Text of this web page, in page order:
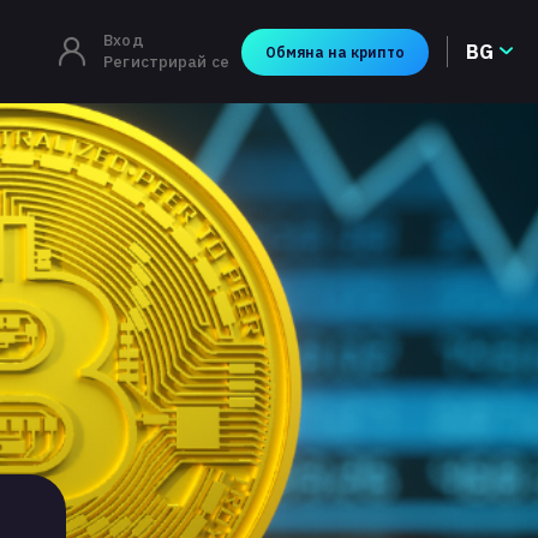
Вход
Регистрирай се
Обмяна на крипто BG